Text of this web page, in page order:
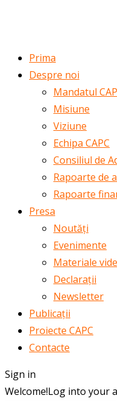
Prima
Despre noi
Mandatul
Misiune
Viziune
Echipa CAPC
Consiliul de
Rapoarte de
Rapoarte
Presa
Noutăți
Evenimente
Materiale
Declarații
Newsletter
Publicații
Proiecte CAPC
Contacte
Sign in
Welcome!Log into your